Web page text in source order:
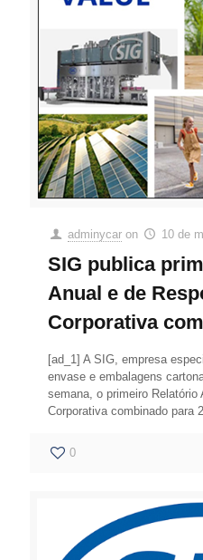
adminycar on 10 de
SIG publica
Anual e de
Corporativa
[ad_1] A SIG, empresa
envase e embalagens
semana, o primeiro Relatório
Corporativa combinado para
0